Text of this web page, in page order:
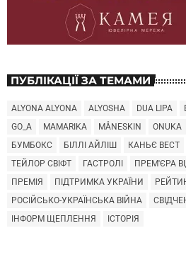
ПУБЛІКАЦІЇ ЗА ТЕМАМИ
ALYONA ALYONA ALYOSHA DUA LIPA
GO_A
MAMARIKA MÅNESKIN ONUKA
БУМБОКС
БІЛЛІ АЙЛІШ КАНЬЄ ВЕСТ
ТЕЙЛОР СВІФТ
ГАСТРОЛІ ПРЕМ'ЄРА
ПРЕМІЯ
ПІДТРИМКА УКРАЇНИ
РОСІЙСЬКО-УКРАЇНСЬКА ВІЙНА
ІНФОРМ ЩЕПЛЕННЯ
ІСТОРІЯ